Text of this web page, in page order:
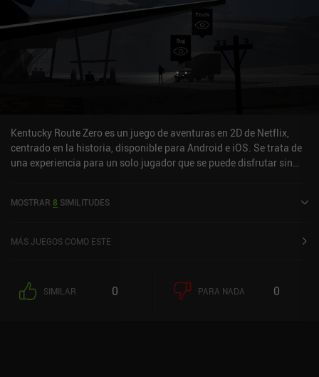
Kentucky Route Zero es un juego de aventuras en 2D de Netflix,
centrado en la historia, disponible para Android e iOS. Se trata de
una experiencia para un solo jugador que se puede disfrutar sin
lanzó en diciembre de 2022 y tiene actualmente una puntuación de
iOS.
MOSTRAR 8 SIMILITUDES
MÁS JUEGOS COMO ESTE
SIMILAR 0 PARA NADA 0